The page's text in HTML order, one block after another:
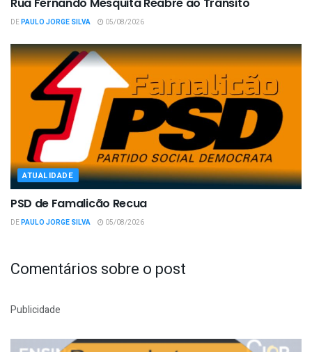
DEPAULO JORGE SILVA 05/08/2026
ATUALIDADE
PSD de Famalicão Recua
DEPAULO JORGE SILVA 05/08/2026
Comentários sobre o post
Publicidade